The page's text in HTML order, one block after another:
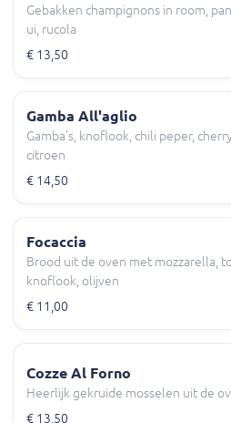
Gebakken champignons in room,
ui, rucola
€ 13,50
Gamba All'aglio
Gamba’s, knoflook, chili peper,
citroen
€ 14,50
Focaccia
Brood uit de oven met mozzarella,
knoflook, olijven
€ 11,00
Cozze Al Forno
Heerlijk gekruide mosselen uit de
€ 13,50